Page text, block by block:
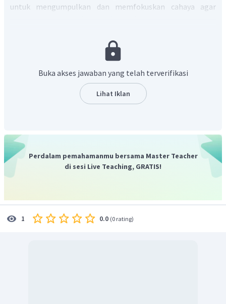
untuk mengumpulkan dan memfokuskan cahaya agar
Oleh karena itu, jawaban yang benar adalah B.
Buka akses jawaban yang telah terverifikasi
Lihat Iklan
Perdalam pemahamanmu bersama Master Teacher
di sesi Live Teaching, GRATIS!
1 0.0 (0 rating)